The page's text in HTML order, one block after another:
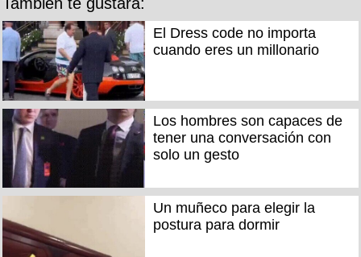
El Dress code no importa
cuando eres un millonario
Los hombres son capaces de
tener una conversación con
solo un gesto
Un muñeco para elegir la
postura para dormir